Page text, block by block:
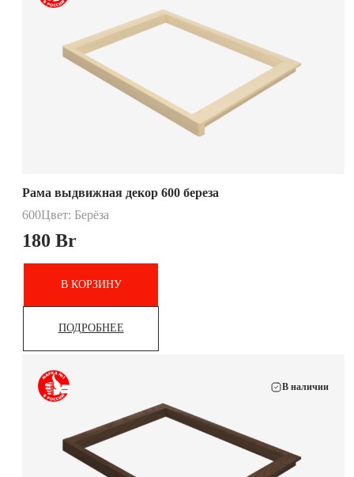
Рама выдвижная декор 600 береза
600Цвет: Берёза
180 Br
В КОРЗИНУ
ПОДРОБНЕЕ
В наличии